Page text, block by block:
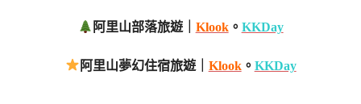
阿里山部落旅遊｜ Klook。 KKDay
阿里山夢幻住宿旅遊｜ Klook。 KKDay